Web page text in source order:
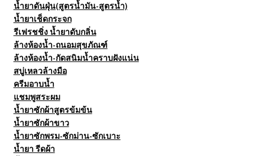
น้ำยาดันฝุ่น(สูตรน้ำมัน-สูตรน้ำ)
น้ำยาเช็ดกระจก
รีเฟรชชิ่ง น้ำยาดับกลิ่น
ล้างห้องน้ำ-ถนอมสุขภัณฑ์
ล้างห้องน้ำ-กัดสนิมน้ำคราบฝังแน่น
สบู่เหลวล้างมือ
ครีมอาบน้ำ
แชมพูสระผม
น้ำยาซักผ้าสูตรข้มข้น
น้ำยาซักผ้าขาว
น้ำยาซักพรม-ซักม่าน-ซักเบาะ
น้ำยา รีดผ้า